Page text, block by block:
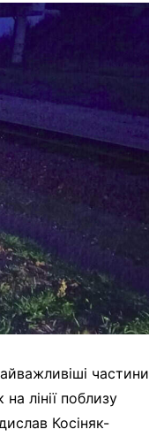
частини
лінії поблизу
Косіняк-